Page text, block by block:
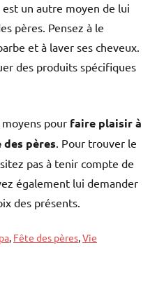
un autre moyen de lui
pères. Pensez à le
et à laver ses cheveux.
des produits spécifiques
pour faire plaisir à
pères. Pour trouver le
pas à tenir compte de
également lui demander
des présents.
, Fête des pères,Vie